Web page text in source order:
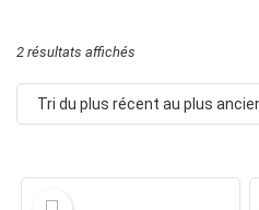
2 résultats affichés
du
plus
au
Tri du plus récent au plus